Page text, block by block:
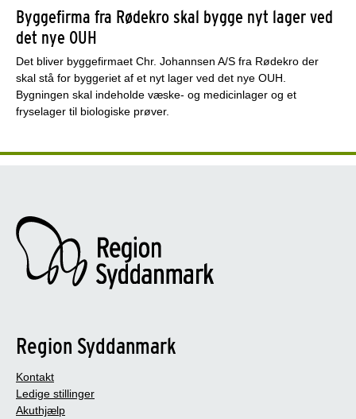
Byggefirma fra Rødekro skal bygge nyt lager ved
det nye OUH
Det bliver byggefirmaet Chr. Johannsen A/S fra Rødekro der
skal stå for byggeriet af et nyt lager ved det nye OUH.
Bygningen skal indeholde væske- og medicinlager og et
fryselager til biologiske prøver.
Region Syddanmark
Kontakt
Ledige stillinger
Akuthjælp